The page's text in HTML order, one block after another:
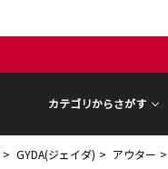
カテゴリからさがす
GYDA(ジェイダ) アウター